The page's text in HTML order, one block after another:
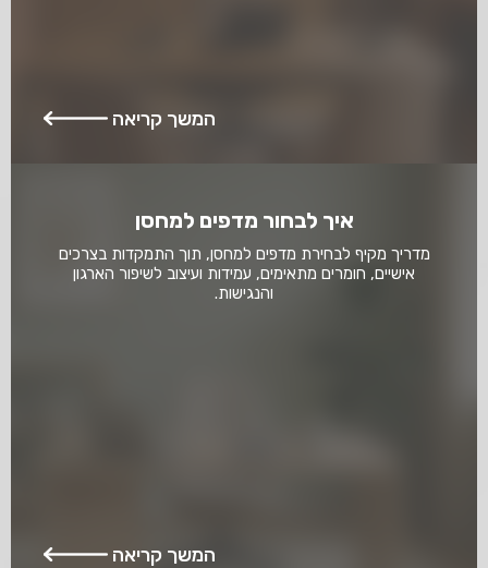
המשך קריאה
איך לבחור מדפים למחסן
מדריך מקיף לבחירת מדפים למחסן, תוך התמקדות בצרכים
אישיים, חומרים מתאימים, עמידות ועיצוב לשיפור הארגון
והנגישות.
המשך קריאה